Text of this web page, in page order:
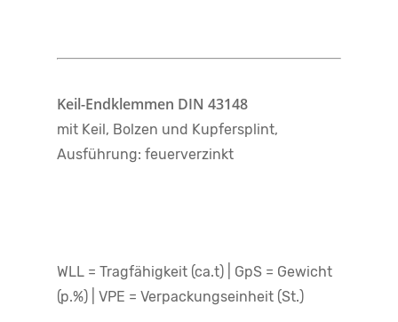
Keil-Endklemmen DIN 43148
mit Keil, Bolzen und Kupfersplint,
Ausführung: feuerverzinkt
WLL = Tragfähigkeit (ca.t) | GpS = Gewicht
(p.%) | VPE = Verpackungseinheit (St.)